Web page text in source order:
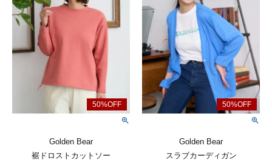
Golden Bear
裾ドロストカットソー
Golden Bear
スラブカーディガン